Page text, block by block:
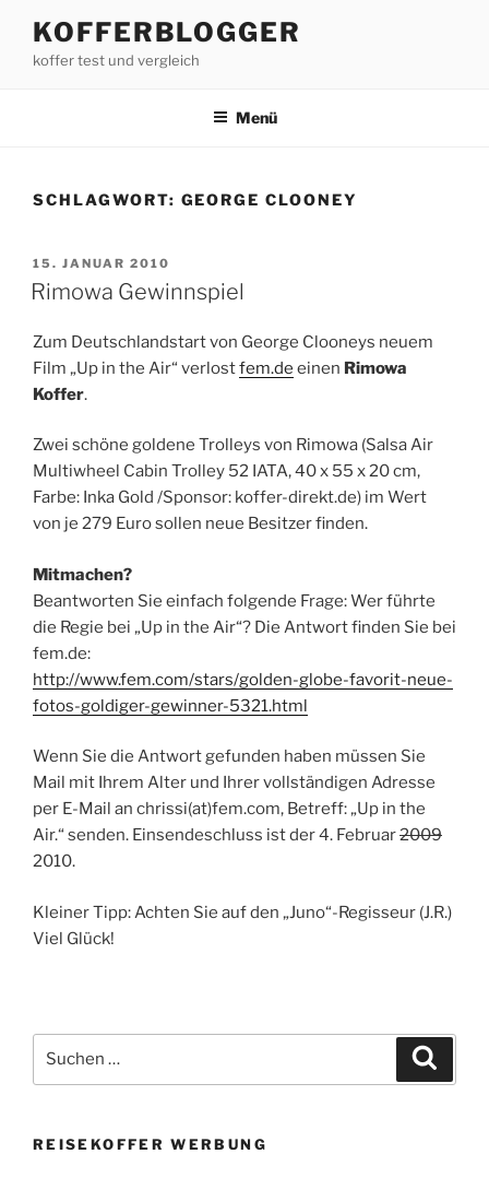
Inhalt
springen
KOFFERBLOGGER
koffer test und vergleich
Menü
SCHLAGWORT: GEORGE CLOONEY
VERÖFFENTLICHT
AM
15. JANUAR 2010
Rimowa Gewinnspiel
Zum Deutschlandstart von George Clooneys neuem
Film „Up in the Air“ verlostfem.de einen Rimowa
Koffer.
Zwei schöne goldene Trolleys von Rimowa (Salsa Air
Multiwheel Cabin Trolley 52 IATA, 40 x 55 x 20 cm,
Farbe: Inka Gold /Sponsor: koffer-direkt.de) im Wert
von je 279 Euro sollen neue Besitzer finden.
Mitmachen?
Beantworten Sie einfach folgende Frage: Wer führte
die Regie bei „Up in the Air“? Die Antwort finden Sie bei
fem.de:
http://www.fem.com/stars/golden-globe-favorit-neue-
fotos-goldiger-gewinner-5321.html
Wenn Sie die Antwort gefunden haben müssen Sie
Mail mit Ihrem Alter und Ihrer vollständigen Adresse
per E-Mail an chrissi(at)fem.com, Betreff: „Up in the
Air.“ senden. Einsendeschluss ist der 4. Februar2009
2010.
Kleiner Tipp: Achten Sie auf den „Juno“-Regisseur (J.R.)
Viel Glück!
nach:
REISEKOFFER WERBUNG